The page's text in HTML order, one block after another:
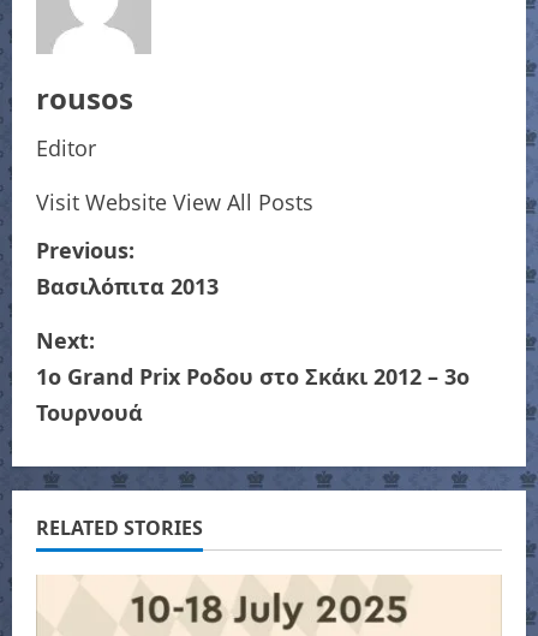
rousos
Editor
Visit Website View All Posts
P
o
s
t
n
a
v
i
Previous:
Βασιλόπιτα 2013
Next:
1ο Grand Prix Ροδου στο Σκάκι 2012 – 3ο
Τουρνουά
RELATED STORIES